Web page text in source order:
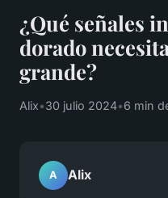
¿Qué señales
dorado
grande?
Alix•30 julio 2024•6 min
A Alix